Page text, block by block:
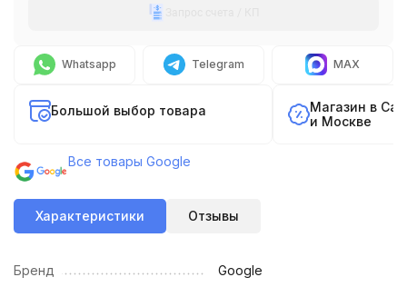
Whatsapp Telegram MAX
Большой выбор товара
Магазин в
и Москве
Все товары Google
Характеристики Отзывы
Бренд Google